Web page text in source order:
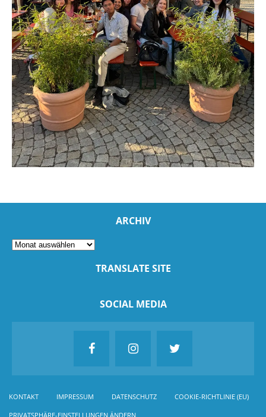
ARCHIV
TRANSLATE SITE
SOCIAL MEDIA
KONTAKT IMPRESSUM DATENSCHUTZ COOKIE-RICHTLINIE (EU)
PRIVATSPHÄRE-EINSTELLUNGEN ÄNDERN